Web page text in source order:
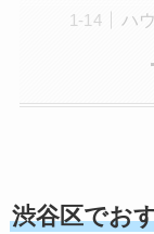
ハ
渋谷区でお